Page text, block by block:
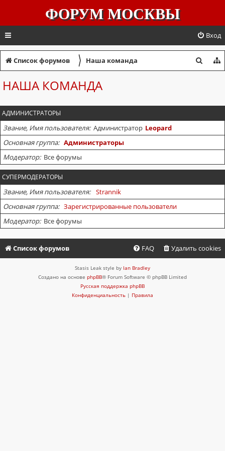
ФОРУМ МОСКВЫ
Вход
Список форумов 〉 Наша команда
с
НАША КОМАНДА
АДМИНИСТРАТОРЫ
Звание, Имя пользователя Администратор Leopard
Основная группа
Администраторы
Модератор Все форумы
СУПЕРМОДЕРАТОРЫ
Звание, Имя пользователя
Strannik
Основная группа
Зарегистрированные пользователи
Модератор Все форумы
Список форумов Удалить cookies
FAQ
Stasis Leak style by Ian Bradley
Создано на основе phpBB® Forum Software © phpBB Limited
Русская поддержка phpBB
Конфиденциальность | Правила